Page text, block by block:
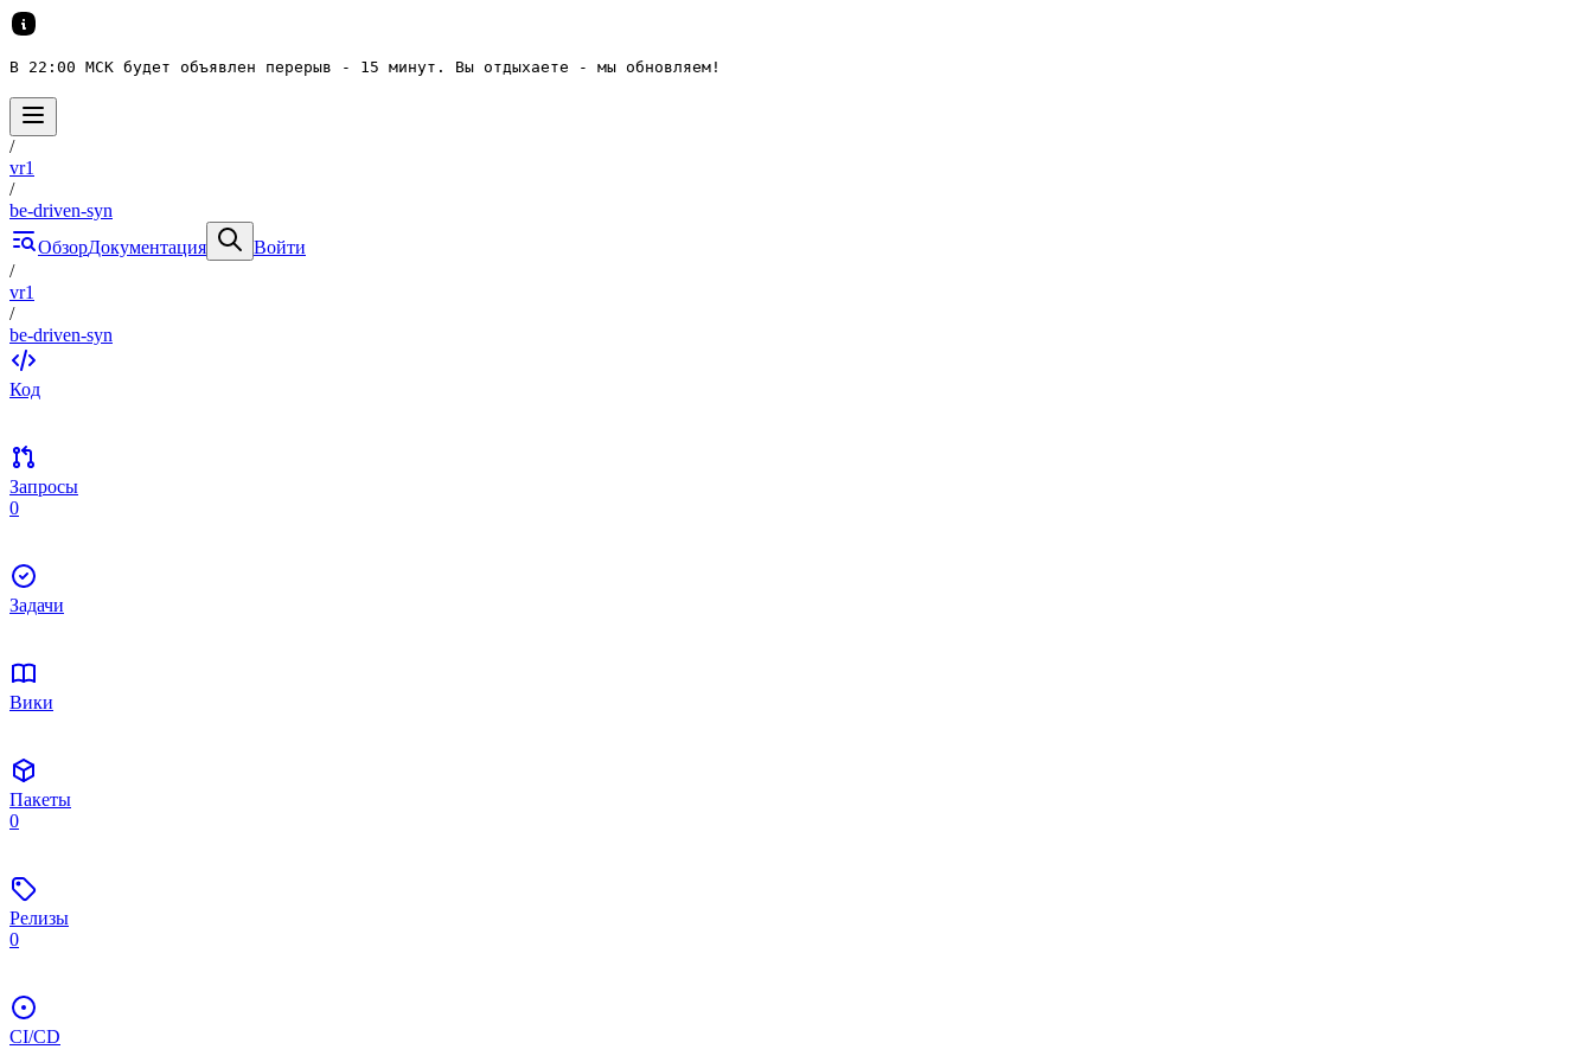
В 22:00 МСК будет объявлен перерыв - 15 минут. Вы отдыхаете - мы обновляем!
/
vr1
/
be-driven-syn
ОбзорДокументация
Войти
/
vr1
/
be-driven-syn
Код
Запросы
0
Задачи
Вики
Пакеты
0
Релизы
0
CI/CD